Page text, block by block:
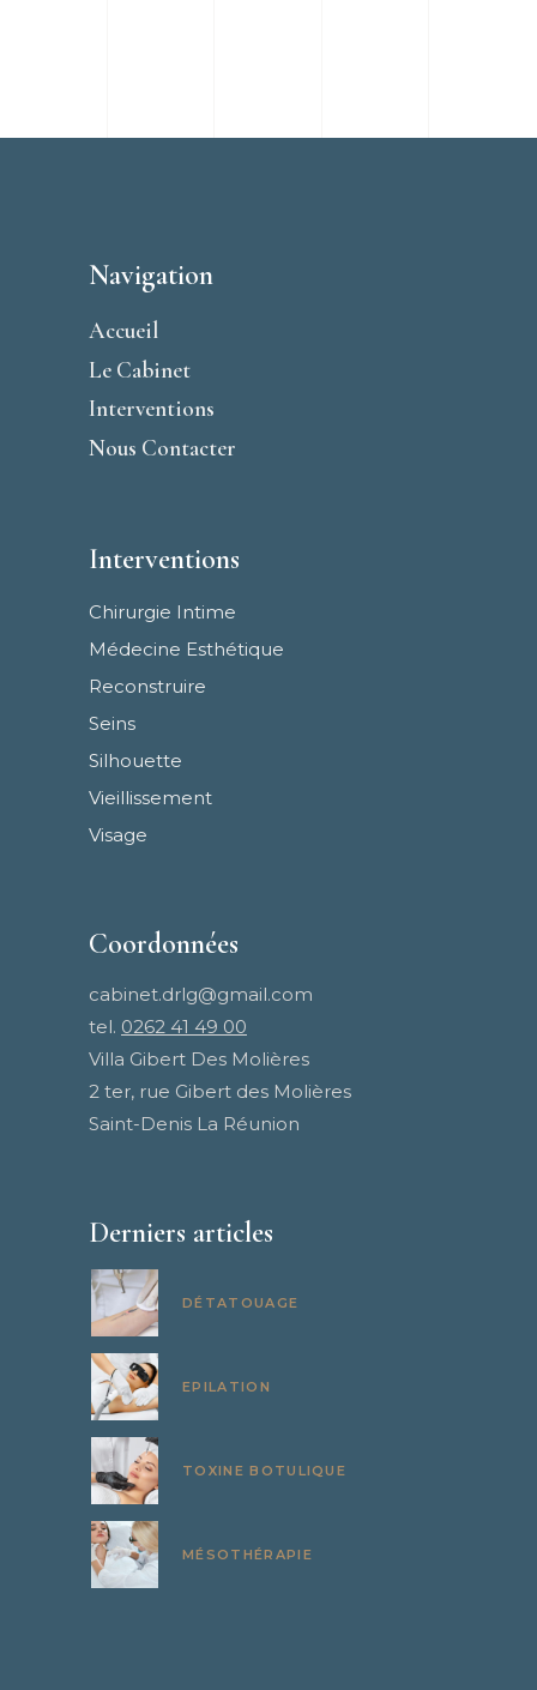
Navigation
Accueil
Le Cabinet
Interventions
Nous Contacter
Interventions
Chirurgie Intime
Médecine Esthétique
Reconstruire
Seins
Silhouette
Vieillissement
Visage
Coordonnées
cabinet.drlg@gmail.com
tel. 0262 41 49 00
Villa Gibert Des Molières
2 ter, rue Gibert des Molières
Saint-Denis La Réunion
Derniers articles
DÉTATOUAGE
EPILATION
TOXINE BOTULIQUE
MÉSOTHÉRAPIE